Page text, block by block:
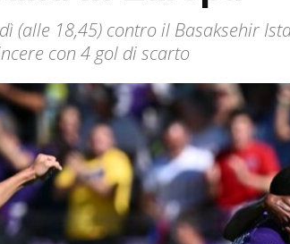
(alle 18,45) contro il Basaksehir
con 4 gol di scarto